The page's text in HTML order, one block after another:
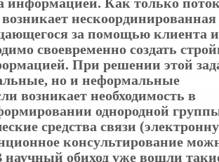
информацией. Как только
нескоординированная
за помощью клиента
своевременно создать
При решении этой
но и неформальные
возникает необходимость в
однородной
средства связи
консультирование
обиход уже вошли